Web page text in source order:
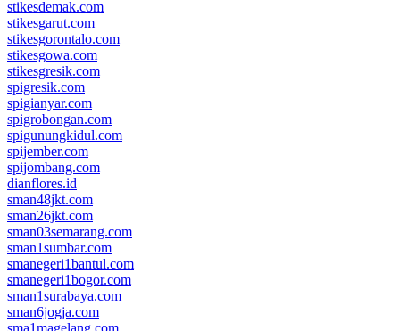
stikesdemak.com
stikesgarut.com
stikesgorontalo.com
stikesgowa.com
stikesgresik.com
spigresik.com
spigianyar.com
spigrobongan.com
spigunungkidul.com
spijember.com
spijombang.com
dianflores.id
sman48jkt.com
sman26jkt.com
sman03semarang.com
sman1sumbar.com
smanegeri1bantul.com
smanegeri1bogor.com
sman1surabaya.com
sman6jogja.com
sma1magelang.com